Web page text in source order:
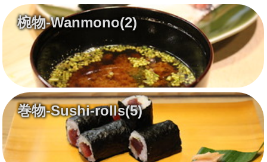
椀物-Wanmono(2)
巻物-Sushi-rolls(5)